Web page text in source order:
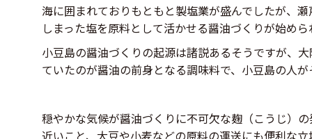
海に囲まれておりもともと製塩業が盛んでしたが、
しまった塩を原料として活かせる醤油づくりが始め
小豆島の醤油づくりの起源は諸説あるそうですが、
ていたのが醤油の前身となる調味料で、小豆島の人
穏やかな気候が醤油づくりに不可欠な麹（こうじ）
近いこと、大豆や小麦などの原料の運送にも便利な